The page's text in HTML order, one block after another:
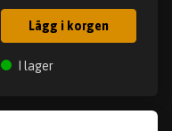
Lägg i korgen
I lager